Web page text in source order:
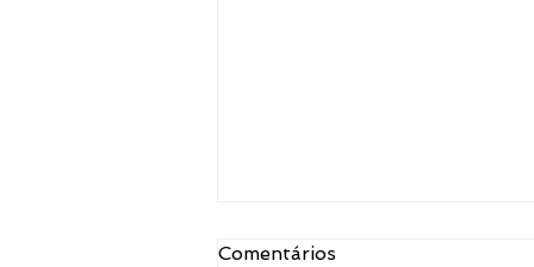
Comentários